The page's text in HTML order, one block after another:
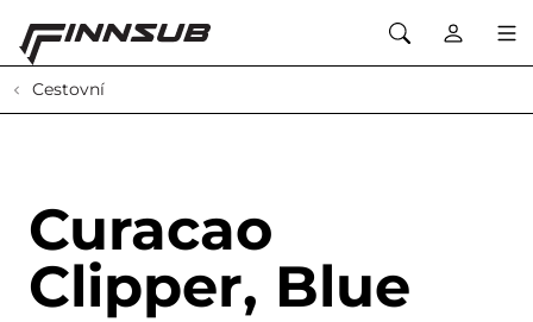
Cestovní
Curacao
Clipper, Blue